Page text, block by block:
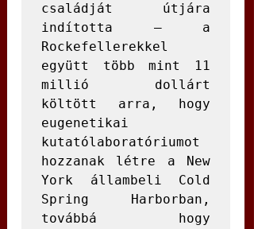
családját útjára
indította – a
Rockefellerekkel
együtt több mint 11
millió dollárt
költött arra, hogy
eugenetikai
kutatólaboratóriumot
hozzanak létre a New
York állambeli Cold
Spring Harborban,
továbbá hogy